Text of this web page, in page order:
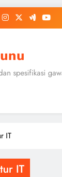
spesifikasi
IT
IT